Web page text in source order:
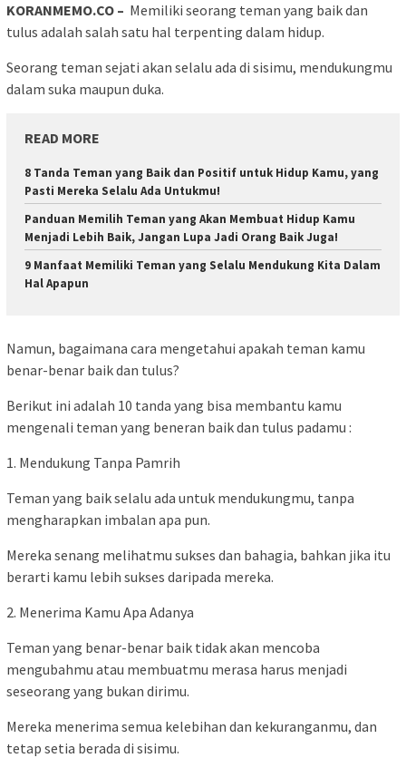
KORANMEMO.CO – Memiliki seorang teman yang baik dan
tulus adalah salah satu hal terpenting dalam hidup.
Seorang teman sejati akan selalu ada di sisimu, mendukungmu
dalam suka maupun duka.
READ MORE
8 Tanda Teman yang Baik dan Positif untuk Hidup Kamu, yang
Pasti Mereka Selalu Ada Untukmu!
Panduan Memilih Teman yang Akan Membuat Hidup Kamu
Menjadi Lebih Baik, Jangan Lupa Jadi Orang Baik Juga!
9 Manfaat Memiliki Teman yang Selalu Mendukung Kita Dalam
Hal Apapun
Namun, bagaimana cara mengetahui apakah teman kamu
benar-benar baik dan tulus?
Berikut ini adalah 10 tanda yang bisa membantu kamu
mengenali teman yang beneran baik dan tulus padamu :
1. Mendukung Tanpa Pamrih
Teman yang baik selalu ada untuk mendukungmu, tanpa
mengharapkan imbalan apa pun.
Mereka senang melihatmu sukses dan bahagia, bahkan jika itu
berarti kamu lebih sukses daripada mereka.
2. Menerima Kamu Apa Adanya
Teman yang benar-benar baik tidak akan mencoba
mengubahmu atau membuatmu merasa harus menjadi
seseorang yang bukan dirimu.
Mereka menerima semua kelebihan dan kekuranganmu, dan
tetap setia berada di sisimu.